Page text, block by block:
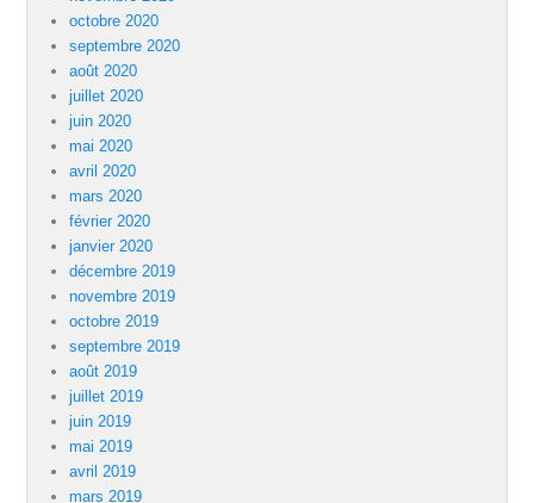
octobre 2020
septembre 2020
août 2020
juillet 2020
juin 2020
mai 2020
avril 2020
mars 2020
février 2020
janvier 2020
décembre 2019
novembre 2019
octobre 2019
septembre 2019
août 2019
juillet 2019
juin 2019
mai 2019
avril 2019
mars 2019